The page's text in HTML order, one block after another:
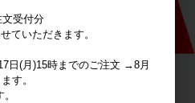
文受付分
ていただきます。
日(月)15時までのご注文 →8月
す。